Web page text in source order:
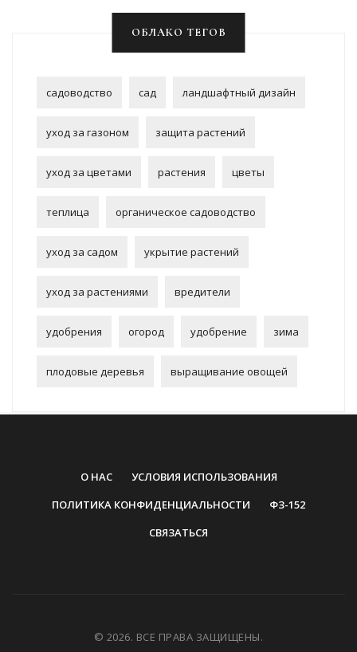
ОБЛАКО ТЕГОВ
садоводство сад ландшафтный дизайн
уход за газоном защита растений
уход за цветами растения цветы
теплица органическое садоводство
уход за садом укрытие растений
уход за растениями вредители
удобрения огород удобрение зима
плодовые деревья выращивание овощей
О НАС
УСЛОВИЯ ИСПОЛЬЗОВАНИЯ
ПОЛИТИКА КОНФИДЕНЦИАЛЬНОСТИ
ФЗ-152
СВЯЗАТЬСЯ
© 2026. ВСЕ ПРАВА ЗАЩИЩЕНЫ.